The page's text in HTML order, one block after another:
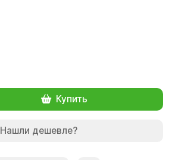
Купить
Нашли дешевле?